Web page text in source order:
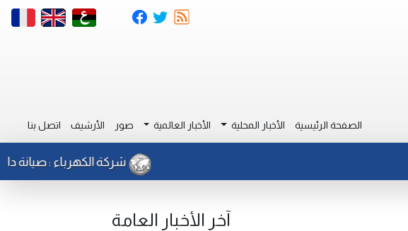
الصفحة الرئيسية الأخبار المحلية الأخبار العالمية صور الأرشيف اتصل بنا
شركة الكهرباء : صيانة دائرة
آخر الأخبار العامة